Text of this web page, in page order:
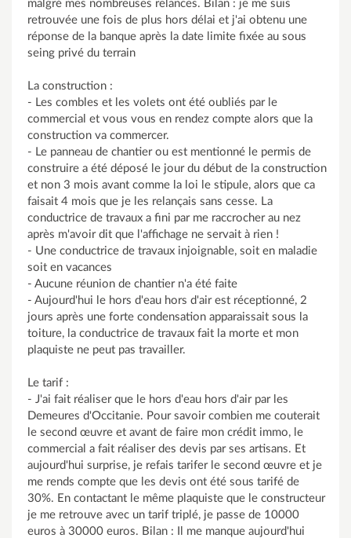
malgré mes nombreuses relances. Bilan : je me suis
retrouvée une fois de plus hors délai et j'ai obtenu une
réponse de la banque après la date limite fixée au sous
seing privé du terrain
La construction :
- Les combles et les volets ont été oubliés par le
commercial et vous vous en rendez compte alors que la
construction va commercer.
- Le panneau de chantier ou est mentionné le permis de
construire a été déposé le jour du début de la construction
et non 3 mois avant comme la loi le stipule, alors que ca
faisait 4 mois que je les relançais sans cesse. La
conductrice de travaux a fini par me raccrocher au nez
après m'avoir dit que l'affichage ne servait à rien !
- Une conductrice de travaux injoignable, soit en maladie
soit en vacances
- Aucune réunion de chantier n'a été faite
- Aujourd'hui le hors d'eau hors d'air est réceptionné, 2
jours après une forte condensation apparaissait sous la
toiture, la conductrice de travaux fait la morte et mon
plaquiste ne peut pas travailler.
Le tarif :
- J'ai fait réaliser que le hors d'eau hors d'air par les
Demeures d'Occitanie. Pour savoir combien me couterait
le second œuvre et avant de faire mon crédit immo, le
commercial a fait réaliser des devis par ses artisans. Et
aujourd'hui surprise, je refais tarifer le second œuvre et je
me rends compte que les devis ont été sous tarifé de
30%. En contactant le même plaquiste que le constructeur
je me retrouve avec un tarif triplé, je passe de 10000
euros à 30000 euros. Bilan : Il me manque aujourd'hui